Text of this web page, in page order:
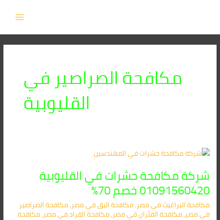
مكافحة الصراصير في
القليوبية
شركة مكافحة حشرات في القليوبية
01091560420 خصم 70%
مكافحة البراغيث​ في مصر,مكافحة البق​ في مصر,مكافحة الصراصير​
في مصر,مكافحة الفئران​ في مصر,مكافحة القراد​ في مصر,مكافحة
شركة
حشرات
في
القليوبية
01091560420
خصم